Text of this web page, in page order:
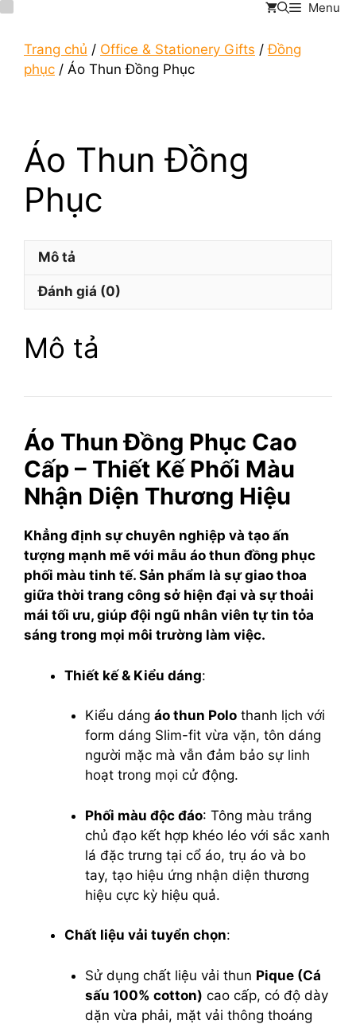
Chuyển
dung
Menu
Trang chủ / Office & Stationery Gifts /Đồng
phục / Áo Thun Đồng Phục
Áo Thun Đồng
Phục
Mô tả
Đánh giá (0)
Mô tả
Áo Thun Đồng Phục Cao
Cấp – Thiết Kế Phối Màu
Nhận Diện Thương Hiệu
Khẳng định sự chuyên nghiệp và tạo ấn
tượng mạnh mẽ với mẫu áo thun đồng phục
phối màu tinh tế. Sản phẩm là sự giao thoa
giữa thời trang công sở hiện đại và sự thoải
mái tối ưu, giúp đội ngũ nhân viên tự tin tỏa
sáng trong mọi môi trường làm việc.
Thiết kế & Kiểu dáng:
Kiểu dáng áo thun Polothanh lịch với
form dáng Slim-fit vừa vặn, tôn dáng
người mặc mà vẫn đảm bảo sự linh
hoạt trong mọi cử động.
Phối màu độc đáo: Tông màu trắng
chủ đạo kết hợp khéo léo với sắc xanh
lá đặc trưng tại cổ áo, trụ áo và bo
tay, tạo hiệu ứng nhận diện thương
hiệu cực kỳ hiệu quả.
Chất liệu vải tuyển chọn:
Sử dụng chất liệu vải thun Pique (Cá
sấu 100% cotton) cao cấp, có độ dày
dặn vừa phải, mặt vải thông thoáng